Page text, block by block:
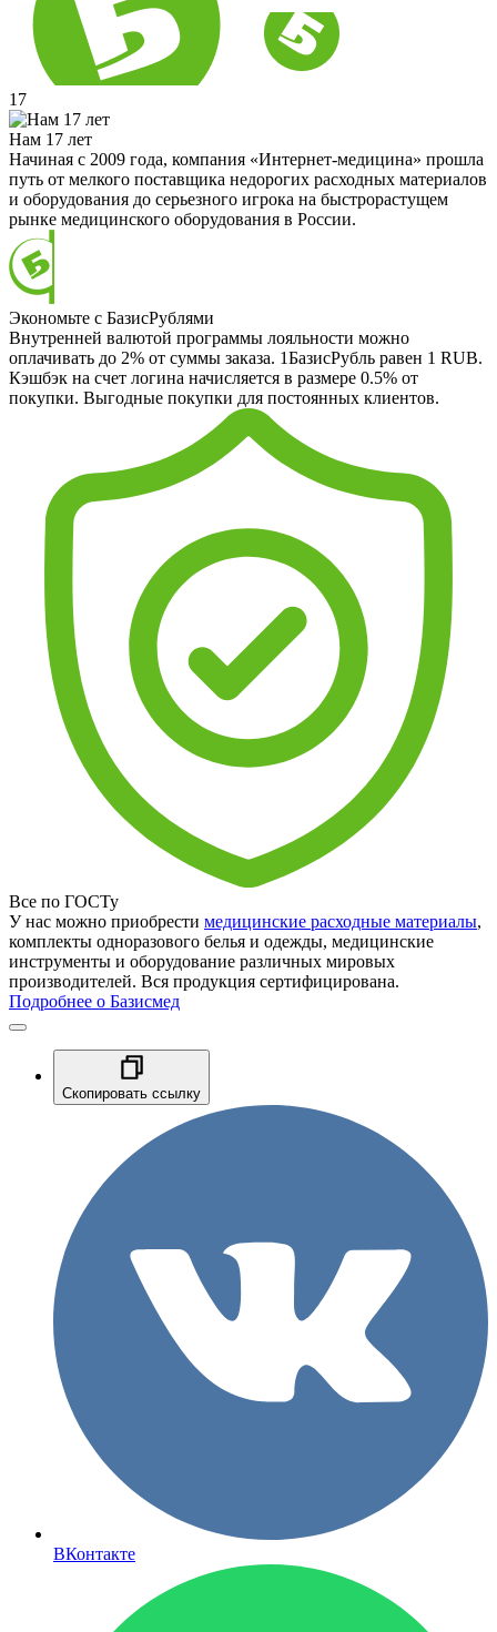
17
Нам 17 лет
Начиная с 2009 года, компания «Интернет-медицина» прошла
путь от мелкого поставщика недорогих расходных материалов
и оборудования до серьезного игрока на быстрорастущем
рынке медицинского оборудования в России.
Экономьте с БазисРублями
Внутренней валютой программы лояльности можно
оплачивать до 2% от суммы заказа. 1БазисРубль равен 1 RUB.
Кэшбэк на счет логина начисляется в размере 0.5% от
покупки. Выгодные покупки для постоянных клиентов.
Все по ГОСТу
У нас можно приобрести медицинские расходные материалы,
комплекты одноразового белья и одежды, медицинские
инструменты и оборудование различных мировых
производителей. Вся продукция сертифицирована.
Подробнее о Базисмед
Скопировать ссылку
ВКонтакте